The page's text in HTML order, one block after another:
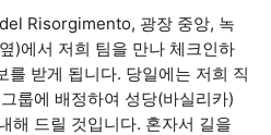
Risorgimento, 광장 중앙, 녹
)에서 저희 팀을 만나 체크인하
를 받게 됩니다. 당일에는 저희 직
룹에 배정하여 성당(바실리카)
해 드릴 것입니다. 혼자서 길을